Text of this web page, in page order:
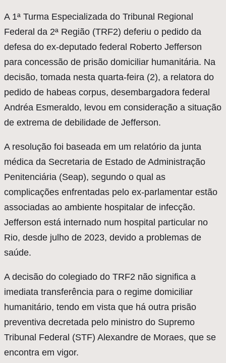
A1ª Turma Especializada do Tribunal Regional
Federal da 2ª Região (TRF2) deferiu o pedido da
defesa do ex-deputado federal Roberto Jefferson
para concessão de prisão domiciliar humanitária. Na
decisão, tomada nesta quarta-feira (2), a relatora do
pedido de habeas corpus, desembargadora federal
Andréa Esmeraldo, levou em consideração a situação
de extrema de debilidade de Jefferson.
A resolução foi baseada em um relatório da junta
médica da Secretaria de Estado de Administração
Penitenciária (Seap), segundo o qual as
complicações enfrentadas pelo ex-parlamentar estão
associadas ao ambiente hospitalar de infecção.
Jefferson está internado num hospital particular no
Rio, desde julho de 2023, devido a problemas de
saúde.
A decisão do colegiado do TRF2 não significa a
imediata transferência para o regime domiciliar
humanitário, tendo em vista que há outra prisão
preventiva decretada pelo ministro do Supremo
Tribunal Federal (STF) Alexandre de Moraes, que se
encontra em vigor.